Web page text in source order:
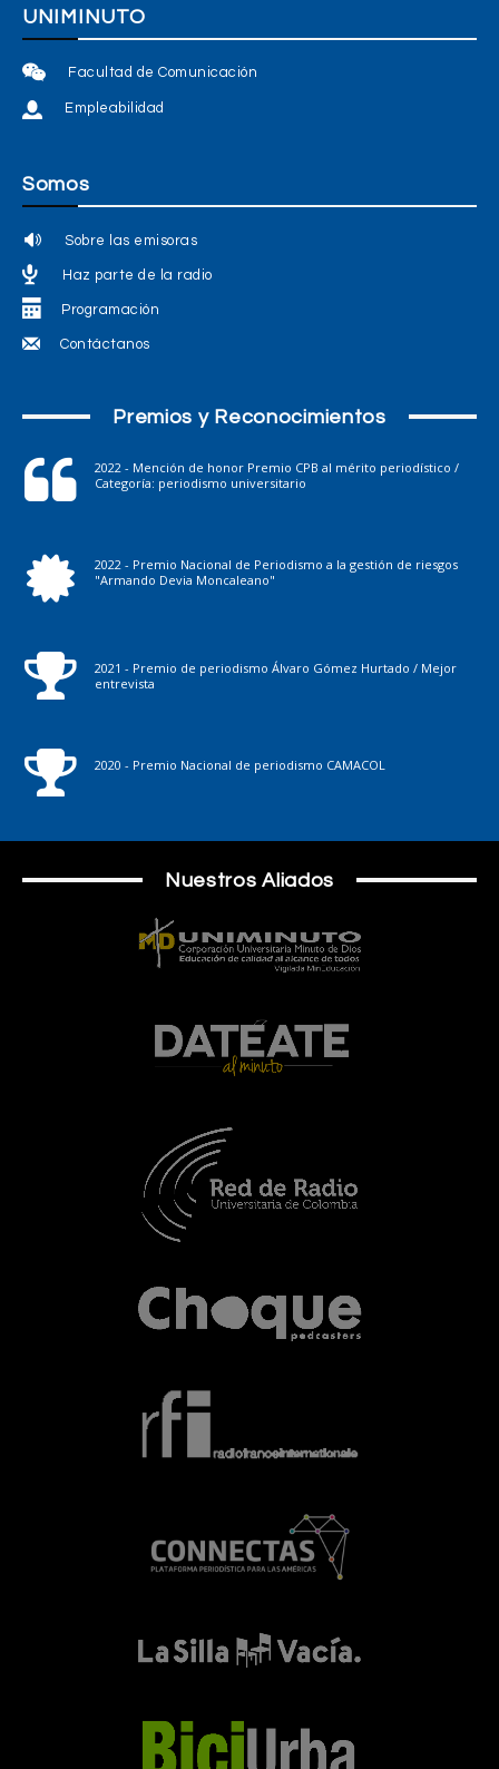
UNIMINUTO
Facultad de Comunicación
Empleabilidad
Somos
Sobre las emisoras
Haz parte de la radio
Programación
Contáctanos
Premios y Reconocimientos
2022 - Mención de honor Premio CPB al mérito periodístico /
Categoría: periodismo universitario
2022 - Premio Nacional de Periodismo a la gestión de riesgos
"Armando Devia Moncaleano"
2021 - Premio de periodismo Álvaro Gómez Hurtado / Mejor
entrevista
2020 - Premio Nacional de periodismo CAMACOL
Nuestros Aliados